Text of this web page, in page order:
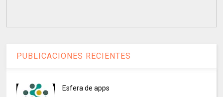
PUBLICACIONES RECIENTES
Esfera de apps